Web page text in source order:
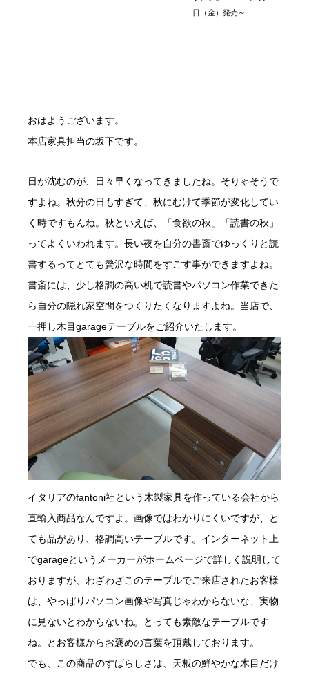
日（金）発売～
おはようございます。
本店家具担当の坂下です。
日が沈むのが、日々早くなってきましたね。そりゃそうで
すよね。秋分の日もすぎて、秋にむけて季節が変化してい
く時ですもんね。秋といえば、「食欲の秋」「読書の秋」
ってよくいわれます。長い夜を自分の書斎でゆっくりと読
書するってとても贅沢な時間をすごす事ができますよね。
書斎には、少し格調の高い机で読書やパソコン作業できた
ら自分の隠れ家空間をつくりたくなりますよね。当店で、
一押し木目garageテーブルをご紹介いたします。
イタリアのfantoni社という木製家具を作っている会社から
直輸入商品なんですよ。画像ではわかりにくいですが、と
ても品があり、格調高いテーブルです。インターネット上
でgarageというメーカーがホームページで詳しく説明して
おりますが、わざわざこのテーブルでご来店されたお客様
は、やっぱりパソコン画像や写真じゃわからないな、実物
に見ないとわからないね。とっても素敵なテーブルです
ね。とお客様からお褒めの言葉を頂戴しております。
でも、この商品のすばらしさは、天板の鮮やかな木目だけ